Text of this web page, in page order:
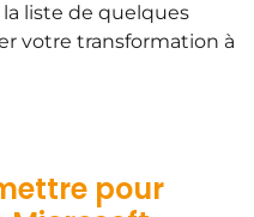
liste de quelques
votre transformation à
pour